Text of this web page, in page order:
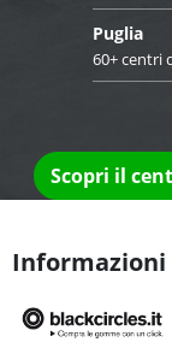
Puglia
60+ centri
Scopri il
Informazioni